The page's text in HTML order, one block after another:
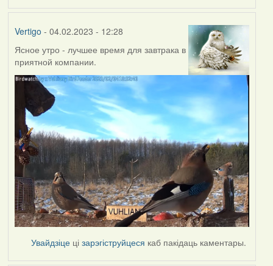
Vertigo - 04.02.2023 - 12:28
Ясное утро - лучшее время для завтрака в
приятной компании.
Увайдзіце цізарэгіструйцеся каб пакідаць каментары.